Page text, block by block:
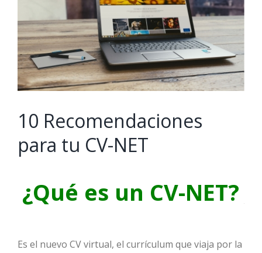
10 Recomendaciones
para tu CV-NET
¿Qué es un CV-NET?
Es el nuevo CV virtual, el currículum que viaja por la